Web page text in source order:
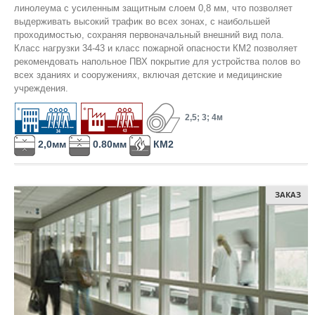
ПОДВЕСНАЯ СИСТЕМА
СВЕТИЛЬНИКИ
АКСЕССУАРЫ
ПЛИНТУС
ГРУНТОВКА
СМЕСЬ ДЛЯ ПОЛА
КЛЕЙ ДЛЯ НАПОЛЬНЫХ ПОКРЫТИЙ
СРЕДСТВА ДЛЯ НАПОЛЬНЫХ ПОКРЫТИЙ
ПОДБОР
линолеума с усиленным защитным слоем 0,8 мм, что позволяет
выдерживать высокий трафик во всех зонах, с наибольшей
проходимостью, сохраняя первоначальный внешний вид пола.
Класс нагрузки 34-43 и класс пожарной опасности КМ2 позволяет
рекомендовать напольное ПВХ покрытие для устройства полов во
всех зданиях и сооружениях, включая детские и медицинские
учреждения.
2,5; 3; 4м
2,0мм 0.80мм КМ2
ЗАКАЗ